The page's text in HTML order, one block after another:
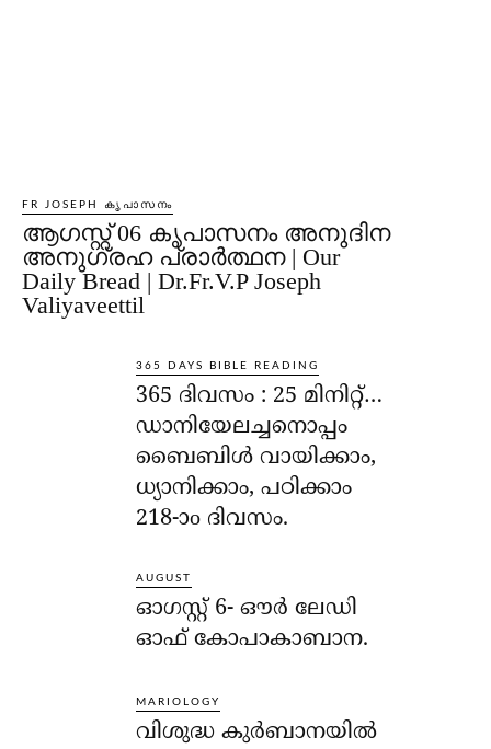
FR JOSEPH കൃപാസനം
ആഗസ്റ്റ് 06 കൃപാസനം അനുദിന
അനുഗ്രഹ പ്രാർത്ഥന | Our
Daily Bread | Dr.Fr.V.P Joseph
Valiyaveettil
365 DAYS BIBLE READING
365 ദിവസം : 25 മിനിറ്റ്…
ഡാനിയേലച്ചനൊപ്പം
ബൈബിൾ വായിക്കാം,
ധ്യാനിക്കാം, പഠിക്കാം
218-ാo ദിവസം.
AUGUST
ഓഗസ്റ്റ് 6- ഔര്‍ ലേഡി
ഓഫ് കോപാകാബാന.
MARIOLOGY
വിശുദ്ധ കുര്‍ബാനയില്‍